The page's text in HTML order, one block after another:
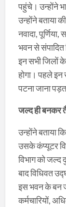
पहुंचे। उन्होंने
उन्होंने बताया
नवादा,
भवन से संपादित
इन सभी जिलों
होगा। पहले इन
पटना जाना
जल्द ही बनकर
उन्होंने बताया
उसके कंप्यूटर
विभाग को जल्द
बाद विधिवत
इस भवन के बन
कर्मचारियों,